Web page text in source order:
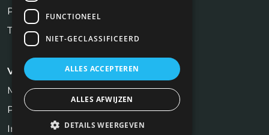
Plaats vacature
Tarieven
Voor kandidaten
Makelaar Vacatures
Profiel aanmaken
Inschrijven Job Alert
FUNCTIONEEL
NIET-GECLASSIFICEERD
ALLES ACCEPTEREN
ALLES AFWIJZEN
DETAILS WEERGEVEN